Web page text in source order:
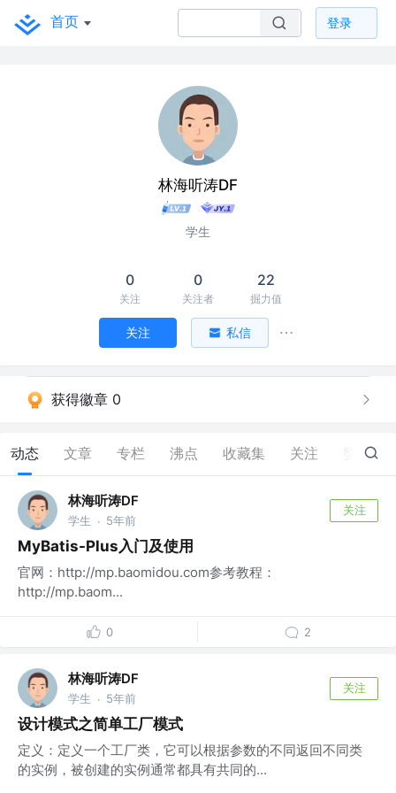
首页 登录
林海听涛DF
学生
0
关注
0
关注者
22
掘力值
关注 私信
获得徽章 0
动态 文章 专栏 沸点 收藏集 关注 1
林海听涛DF
学生 · 5年前
关注
MyBatis-Plus入门及使用
官网：http://mp.baomidou.com参考教程：
http://mp.baom...
0 2
林海听涛DF
学生 · 5年前
关注
设计模式之简单工厂模式
定义：定义一个工厂类，它可以根据参数的不同返回不同类
的实例，被创建的实例通常都具有共同的...